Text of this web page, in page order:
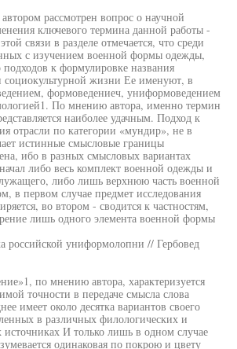
рассмотрен вопрос о научной
ключевого термина данной работы -
связи в разделе отмечается, что среди
с изучением военной формы одежды,
подходов к формулировке названия
социокультурной жизни Ее именуют, в
формоведениеч, униформоведением
По мнению автора, именно термин
наиболее удачным. Подход к
отрасли по категории «мундир», не в
истинные смысловые границы
ибо в разных смысловых вариантах
либо весь комплект военной одежды и
либо лишь верхнюю часть военной
в первом случае предмет исследования
во втором - сводится к частностям,
лишь одного элемента военной формы
российской униформолопни // Гербовед
по мнению автора, характеризуется
точности в передаче смысла слова
имеет около десятка вариантов своего
в различных филологических и
И только лишь в одном случае
одинаковая по покрою и цвету